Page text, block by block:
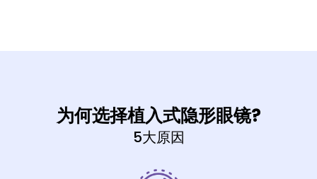
为何选择植入式隐形眼镜?
5大原因